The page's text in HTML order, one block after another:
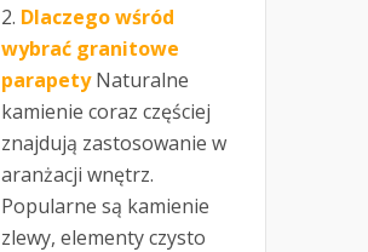
Dlaczego wśród
wybrać granitowe
parapety Naturalne
kamienie coraz częściej
znajdują zastosowanie w
aranżacji wnętrz.
Popularne są kamienie
zlewy, elementy czysto